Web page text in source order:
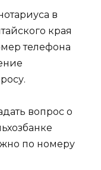
в
края
телефона
вопрос о
по номеру